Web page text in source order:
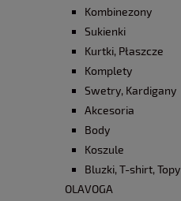
Kombinezony
Sukienki
Kurtki, Płaszcze
Komplety
Swetry, Kardigany
Akcesoria
Body
Koszule
Bluzki, T-shirt, Topy
OLAVOGA